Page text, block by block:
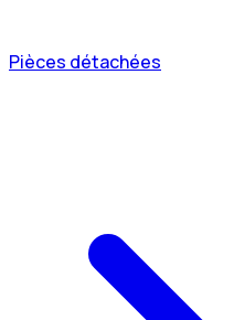
Pièces détachées